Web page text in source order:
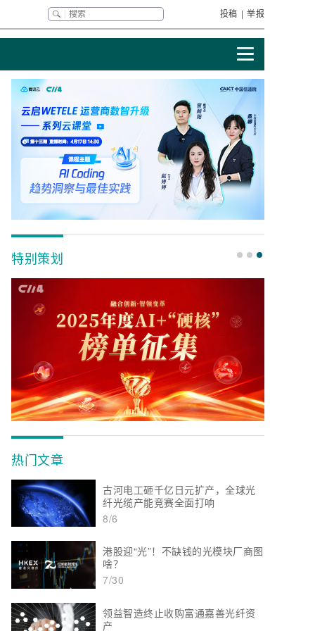
投稿 | 举报
特别策划
热门文章
古河电工砸千亿日元扩产，全球光
纤光缆产能竞赛全面打响
8/6
港股迎“光”！不缺钱的光模块厂商图
啥？
7/30
领益智造终止收购富通嘉善光纤资
产